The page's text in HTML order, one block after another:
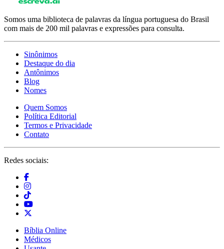
Somos uma biblioteca de palavras da língua portuguesa do Brasil
com mais de 200 mil palavras e expressões para consulta.
Sinônimos
Destaque do dia
Antônimos
Blog
Nomes
Quem Somos
Política Editorial
Termos e Privacidade
Contato
Redes sociais:
Bíblia Online
Médicos